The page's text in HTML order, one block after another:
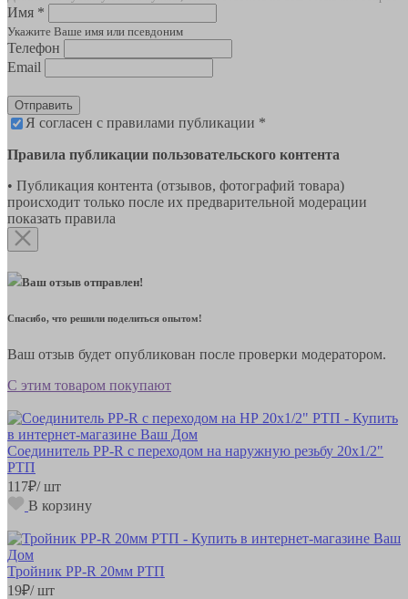
Имя *
Укажите Ваше имя или псевдоним
Телефон
Email
Отправить
Я согласен с правилами публикации *
Правила публикации пользовательского контента
• Публикация контента (отзывов, фотографий товара)
происходит только после их предварительной модерации
показать правила
Ваш отзыв отправлен!
Спасибо, что решили поделиться опытом!
Ваш отзыв будет опубликован после проверки модератором.
С этим товаром покупают
Соединитель РР-R с переходом на наружную резьбу 20х1/2"
РТП
117₽/ шт
В корзину
Тройник РР-R 20мм РТП
19₽/ шт